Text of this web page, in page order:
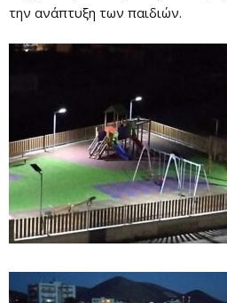
την ανάπτυξη των παιδιών.